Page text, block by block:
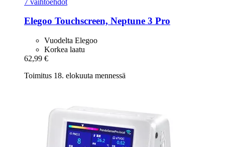
Elegoo Touchscreen, Neptune 3 Pro
Vuodelta Elegoo
Korkea laatu
62,99 €
Toimitus 18. elokuuta mennessä